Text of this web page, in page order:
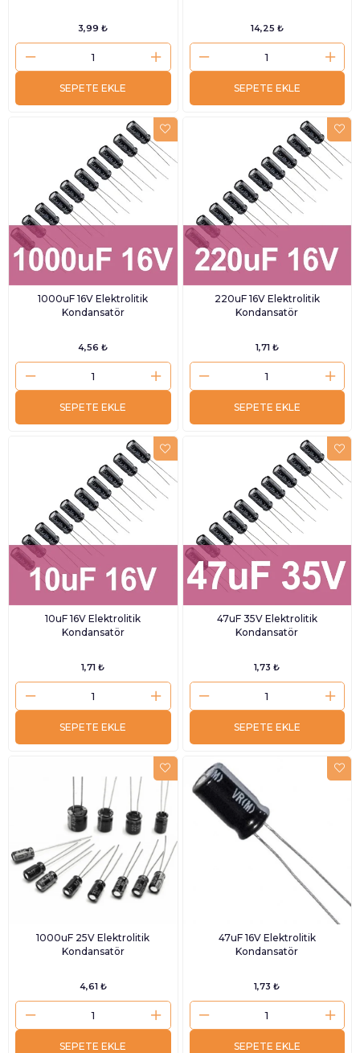
3,99 ₺
SEPETE EKLE
14,25 ₺
SEPETE EKLE
1000uF 16V Elektrolitik
Kondansatör
4,56 ₺
SEPETE EKLE
220uF 16V Elektrolitik
Kondansatör
1,71 ₺
SEPETE EKLE
10uF 16V Elektrolitik
Kondansatör
1,71 ₺
SEPETE EKLE
47uF 35V Elektrolitik
Kondansatör
1,73 ₺
SEPETE EKLE
1000uF 25V Elektrolitik
Kondansatör
4,61 ₺
SEPETE EKLE
47uF 16V Elektrolitik
Kondansatör
1,73 ₺
SEPETE EKLE